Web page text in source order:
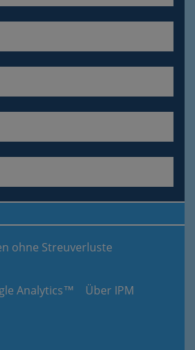
ohne Streuverluste
Analytics™ Über IPM